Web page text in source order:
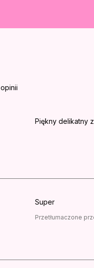
opinii
Piękny delikatny
Super
Przetłumaczone